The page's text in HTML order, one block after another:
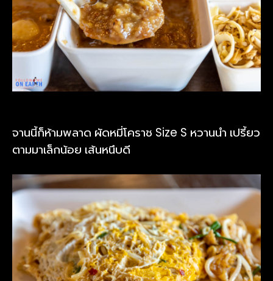
จานนี้ก็ห้ามพลาด ผัดหมี่โคราช Size S หวานนำ เปรี้ยว
ตามมาเล็กน้อย เส้นหนึบดี